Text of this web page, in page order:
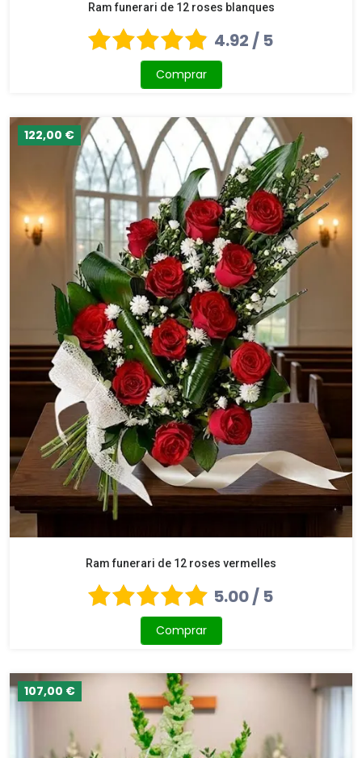
Ram funerari de 12 roses blanques
4.92 / 5
Comprar
122,00 €
Ram funerari de 12 roses vermelles
5.00 / 5
Comprar
107,00 €